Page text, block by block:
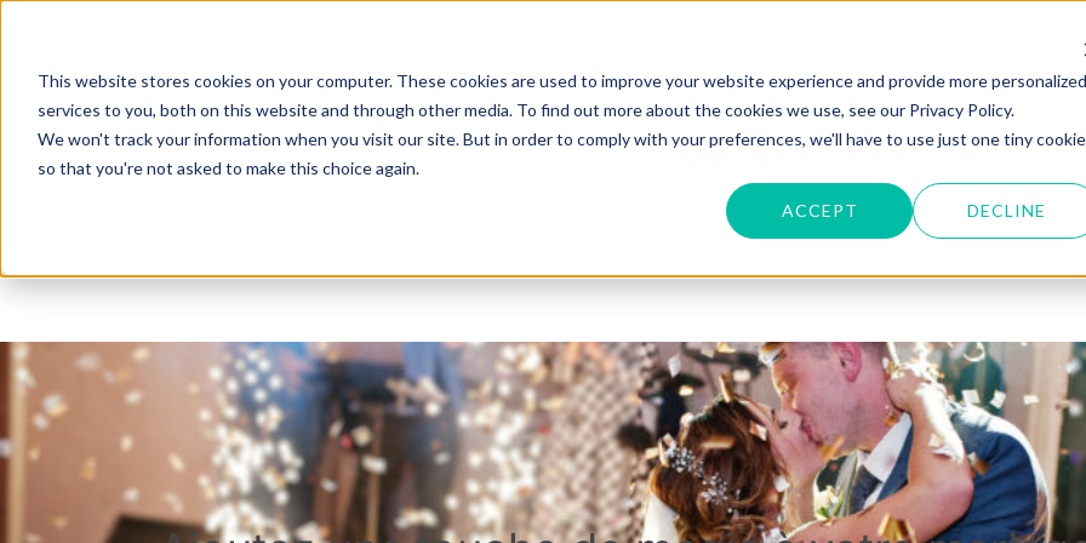
This website stores cookies on your computer. These cookies are used to improve your website experience and provide more personalized
services to you, both on this website and through other media. To find out more about the cookies we use, see our Privacy Policy.
We won't track your information when you visit our site. But in order to comply with your preferences, we'll have to use just one tiny cookie
so that you're not asked to make this choice again.
ACCEPT DECLINE
contenu
RENDEZ-
CANONS CONFETTIS